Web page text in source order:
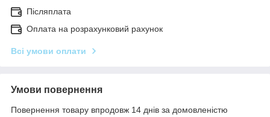
Післяплата
Оплата на розрахунковий рахунок
Всі умови оплати
Умови повернення
Повернення товару впродовж 14 днів за домовленістю